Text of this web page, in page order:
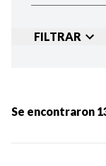
FILTRAR
Se encontraron